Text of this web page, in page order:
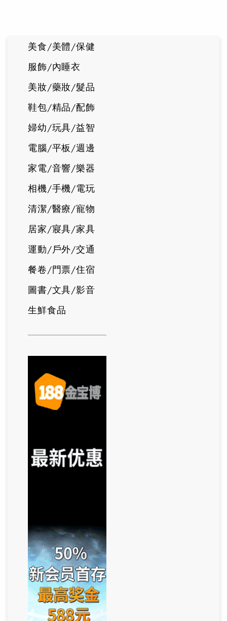
美食/美體/保健
服飾/內睡衣
美妝/藥妝/髮品
鞋包/精品/配飾
婦幼/玩具/益智
電腦/平板/週邊
家電/音響/樂器
相機/手機/電玩
清潔/醫療/寵物
居家/寢具/家具
運動/戶外/交通
餐卷/門票/住宿
圖書/文具/影音
生鮮食品